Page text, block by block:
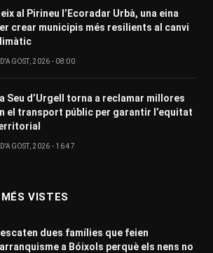
al Pirineu l’Ecoradar Urbà, una eina
crear municipis més resilients al canvi
2026 - 08:00
Seu d’Urgell torna a reclamar millores
el transport públic per garantir l’equitat
2026 - 16:47
VISTES
dues famílies que feien
a Bóixols perquè els nens no